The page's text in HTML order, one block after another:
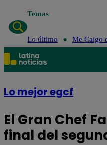
Temas
Lo último Me Caigo
Lo mejor egcf
El Gran Chef
final del